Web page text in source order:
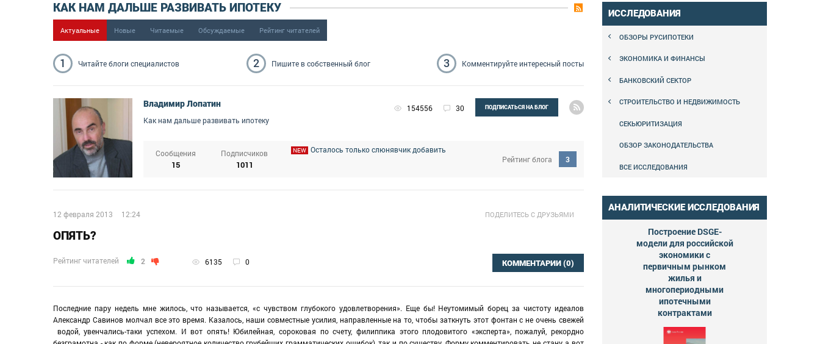
КАК НАМ ДАЛЬШЕ РАЗВИВАТЬ ИПОТЕКУ
Актуальные Новые Читаемые Обсуждаемые Рейтинг читателей
1 Читайте блоги специалистов 2 Пишитев собственный блог 3 Комментируйтеинтересный посты
Владимир Лопатин
Как нам дальше развивать ипотеку
154556 30 ПОДПИСАТЬСЯ НА БЛОГ
Сообщения
15
Подписчиков
1011
NEW Осталось только слюнявчик добавить
Рейтинг блога
3
12 февраля 2013 12:24 ПОДЕЛИТЕСЬ С ДРУЗЬЯМИ
ОПЯТЬ?
Рейтинг читателей 2 6135 0 КОММЕНТАРИИ (0)
Последние пару недель мне жилось, что называется, «с чувством глубокого удовлетворения». Еще бы! Неутомимый борец за чистоту идеалов
Александр Савинов молчал все это время. Казалось, наши совместные усилия, направленные на то, чтобы заткнуть этот фонтан с не очень свежей
водой, увенчались-таки успехом. И вот опять! Юбилейная, сороковая по счету, филиппика этого плодовитого «эксперта», пожалуй, рекордно
ИССЛЕДОВАНИЯ
ОБЗОРЫ РУСИПОТЕКИ
ЭКОНОМИКА И ФИНАНСЫ
БАНКОВСКИЙ СЕКТОР
СТРОИТЕЛЬСТВО И НЕДВИЖИМОСТЬ
СЕКЬЮРИТИЗАЦИЯ
ОБЗОР ЗАКОНОДАТЕЛЬСТВА
ВСЕ ИССЛЕДОВАНИЯ
АНАЛИТИЧЕСКИЕ ИССЛЕДОВАНИЯ
Построение DSGE-
модели для российской
экономики с
первичным рынком
жилья и
многопериодными
ипотечными
контрактами